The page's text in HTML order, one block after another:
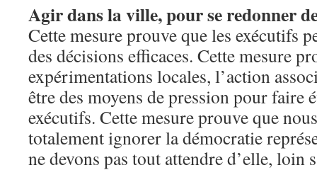
Agir dans la ville, pour se redonner
Cette mesure prouve que les exécutifs
des décisions efficaces. Cette mesure
expérimentations locales, l’action
être des moyens de pression pour faire
exécutifs. Cette mesure prouve que
totalement ignorer la démocratie
ne devons pas tout attendre d’elle, loin